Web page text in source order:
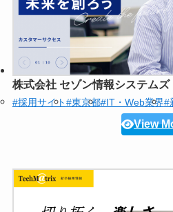
株式会社 セゾン情報システムズ
#採用サイト#東京都#IT・Web業界#
View